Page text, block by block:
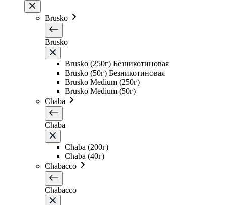
Brusko
Brusko
Brusko (250г) Безникотиновая
Brusko (50г) Безникотиновая
Brusko Medium (250г)
Brusko Medium (50г)
Chaba
Chaba
Chaba (200г)
Chaba (40г)
Chabacco
Chabacco